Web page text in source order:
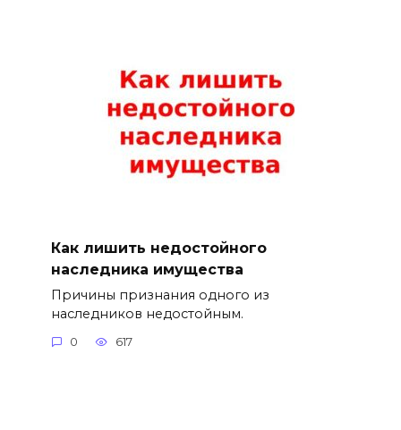
Как лишить недостойного
наследника имущества
Причины признания одного из
наследников недостойным.
0 617